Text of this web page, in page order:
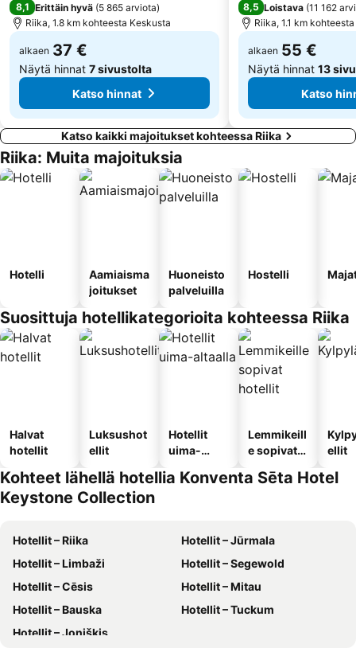
8,1 Erittäin hyvä (5 865 arviota)
Riika, 1.8 km kohteesta Keskusta
alkaen 37 €
Näytä hinnat 7 sivustolta
Katso hinnat
8,5 Loistava (11 162
Riika, 1.1 km
alkaen 55 €
Näytä hinnat 13
Katso
Katso kaikki majoitukset kohteessa Riika
Riika: Muita majoituksia
Hotelli
Aamiaisma
joitukset
Huoneisto
palveluilla
Hostelli
Suosittuja hotellikategorioita kohteessa Riika
Halvat
hotellit
Luksushot
ellit
Hotellit
uima-
Lemmikeill
e sopivat
ellit
Kohteet lähellä hotellia Konventa Sēta Hotel
Keystone Collection
Hotellit – Riika
Hotellit – Jūrmala
Hotellit – Limbaži
Hotellit – Segewold
Hotellit – Cēsis
Hotellit – Mitau
Hotellit – Bauska
Hotellit – Tuckum
Hotellit – Joniškis